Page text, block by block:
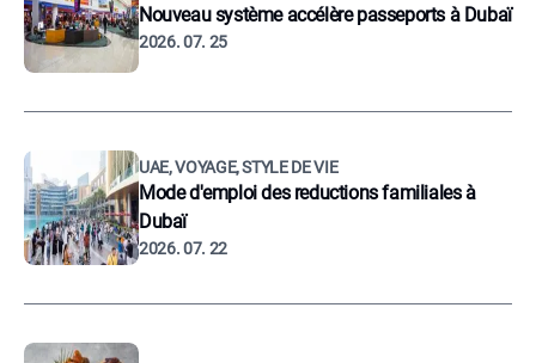
Nouveau système accélère passeports à Dubaï
2026. 07. 25
UAE, VOYAGE, STYLE DE VIE
Mode d'emploi des reductions familiales à
Dubaï
2026. 07. 22